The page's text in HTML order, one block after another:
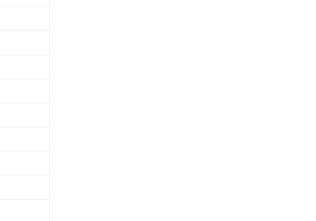
品が提供可能な商品です。
切り替える予定のある商品です。
品で、対応品を出す予定はありません。
調査中または確認中の商品です。
と判明した場合などやむを得ず変更すること